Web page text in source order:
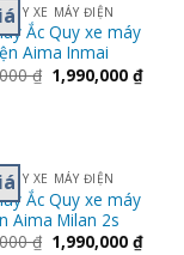
QUY XE MÁY ĐIỆN
Ắc Quy xe máy
Aima Inmai
₫ 1,990,000₫
QUY XE MÁY ĐIỆN
Ắc Quy xe máy
Aima Milan 2s
₫ 1,990,000₫